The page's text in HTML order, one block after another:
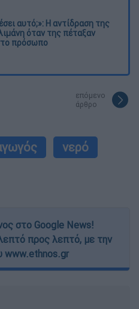
αυτό;»: Η αντίδραση της
όταν της πέταξαν
πρόσωπο
επόμενο
άρθρο
νερό
στο Google News!
προς λεπτό, με την
www.ethnos.gr